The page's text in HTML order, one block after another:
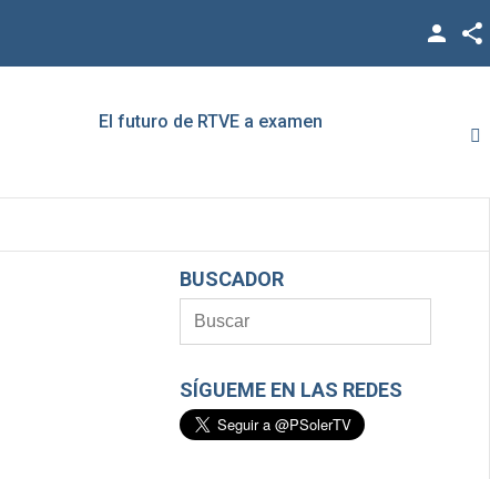
LinkedIn
Vimeo
Google +
El futuro de RTVE a examen
BUSCADOR
SÍGUEME EN LAS REDES